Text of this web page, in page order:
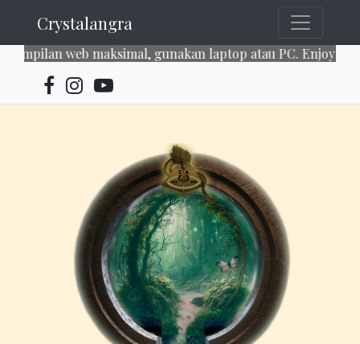
Crystalangra
web maksimal, gunakan laptop atau PC. Enjoy our